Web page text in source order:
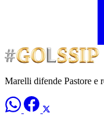
Marelli difende Pastore e